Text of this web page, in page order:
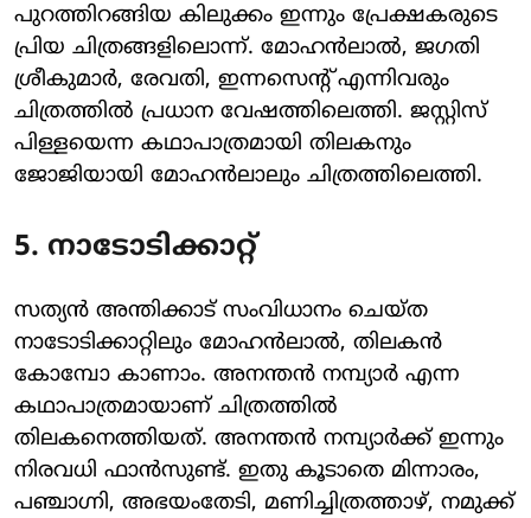
പുറത്തിറങ്ങിയ കിലുക്കം ഇന്നും പ്രേക്ഷകരുടെ
പ്രിയ ചിത്രങ്ങളിലൊന്ന്. മോഹൻലാൽ, ജഗതി
ശ്രീകുമാർ, രേവതി, ഇന്നസെന്റ് എന്നിവരും
ചിത്രത്തിൽ പ്രധാന വേഷത്തിലെത്തി. ജസ്റ്റിസ്
പിള്ളയെന്ന കഥാപാത്രമായി തിലകനും
ജോജിയായി മോഹൻലാലും ചിത്രത്തിലെത്തി.
5. നാടോടിക്കാറ്റ്
സത്യൻ അന്തിക്കാട് സംവിധാനം ചെയ്ത
നാടോടിക്കാറ്റിലും മോഹൻലാൽ, തിലകൻ
കോമ്പോ കാണാം. അനന്തൻ നമ്പ്യാർ എന്ന
കഥാപാത്രമായാണ് ചിത്രത്തിൽ
തിലകനെത്തിയത്. അനന്തൻ നമ്പ്യാർക്ക് ഇന്നും
നിരവധി ഫാൻസുണ്ട്. ഇതു കൂടാതെ മിന്നാരം,
പഞ്ചാഗ്നി, അഭയംതേടി, മണിച്ചിത്രത്താഴ്, നമുക്ക്